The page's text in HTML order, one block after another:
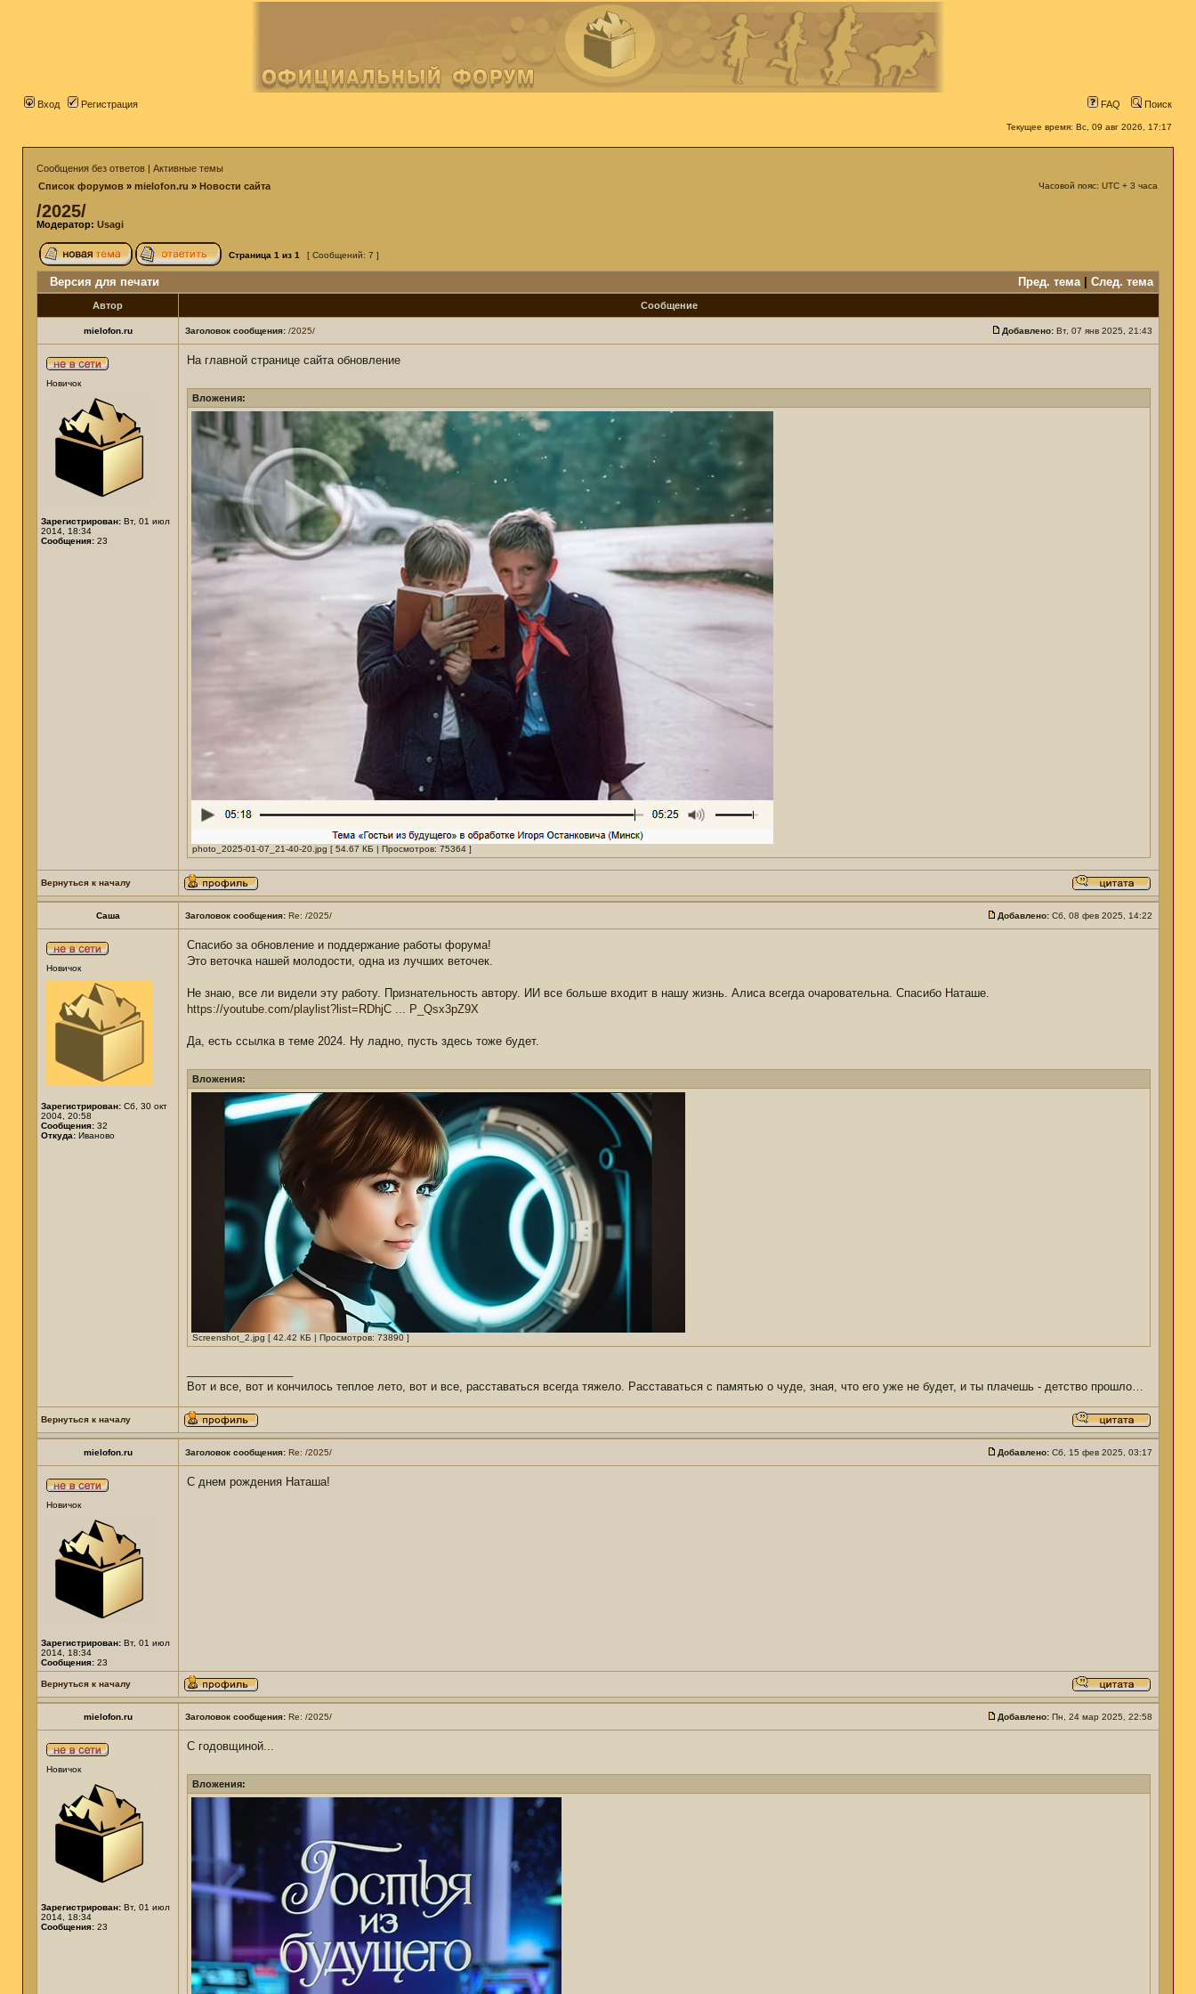
Вход Регистрация FAQ Поиск
Текущее время: Вс, 09 авг 2026, 17:17
Сообщения без ответов | Активные темы
Список форумов » mielofon.ru » Новости сайта Часовой пояс: UTC + 3 часа
/2025/
Модератор: Usagi
Страница 1 из 1 [ Сообщений: 7 ]
Версия для печати Пред. тема| След. тема
Автор Сообщение
mielofon.ru Заголовок сообщения: /2025/ Добавлено: Вт, 07 янв 2025, 21:43
Новичок
Зарегистрирован: Вт, 01 июл
2014, 18:34
Сообщения: 23
На главной странице сайта обновление
Вложения:
photo_2025-01-07_21-40-20.jpg [ 54.67 КБ | Просмотров: 75364 ]
Вернуться к началу
Саша Заголовок сообщения: Re: /2025/ Добавлено: Сб, 08 фев 2025, 14:22
Новичок
Зарегистрирован: Сб, 30 окт
2004, 20:58
Сообщения: 32
Откуда: Иваново
Спасибо за обновление и поддержание работы форума!
Это веточка нашей молодости, одна из лучших веточек.
Не знаю, все ли видели эту работу. Признательность автору. ИИ все больше входит в нашу жизнь. Алиса всегда очаровательна. Спасибо Наташе.
https://youtube.com/playlist?list=RDhjC ... P_Qsx3pZ9X
Да, есть ссылка в теме 2024. Ну ладно, пусть здесь тоже будет.
Вложения:
Screenshot_2.jpg [ 42.42 КБ | Просмотров: 73890 ]
Вот и все, вот и кончилось теплое лето, вот и все, расставаться всегда тяжело. Расставаться с памятью о чуде, зная, что его уже не будет, и ты плачешь - детство прошло…
Вернуться к началу
mielofon.ru Заголовок сообщения: Re: /2025/ Добавлено: Сб, 15 фев 2025, 03:17
Новичок
Зарегистрирован: Вт, 01 июл
2014, 18:34
Сообщения: 23
С днем рождения Наташа!
Вернуться к началу
mielofon.ru Заголовок сообщения: Re: /2025/ Добавлено: Пн, 24 мар 2025, 22:58
Новичок
Зарегистрирован: Вт, 01 июл
2014, 18:34
Сообщения: 23
С годовщиной...
Вложения: